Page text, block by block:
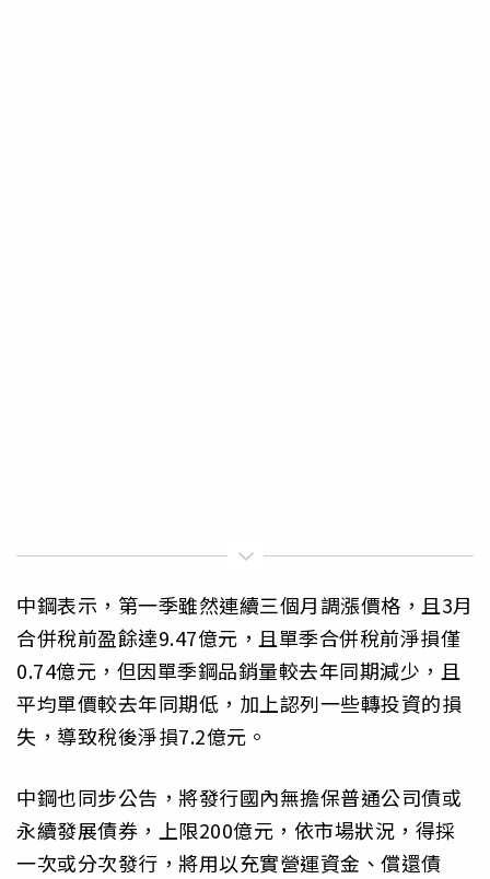
中鋼表示，第一季雖然連續三個月調漲價格，且3月
合併稅前盈餘達9.47億元，且單季合併稅前淨損僅
0.74億元，但因單季鋼品銷量較去年同期減少，且
平均單價較去年同期低，加上認列一些轉投資的損
失，導致稅後淨損7.2億元。
中鋼也同步公告，將發行國內無擔保普通公司債或
永續發展債券，上限200億元，依市場狀況，得採
一次或分次發行，將用以充實營運資金、償還債